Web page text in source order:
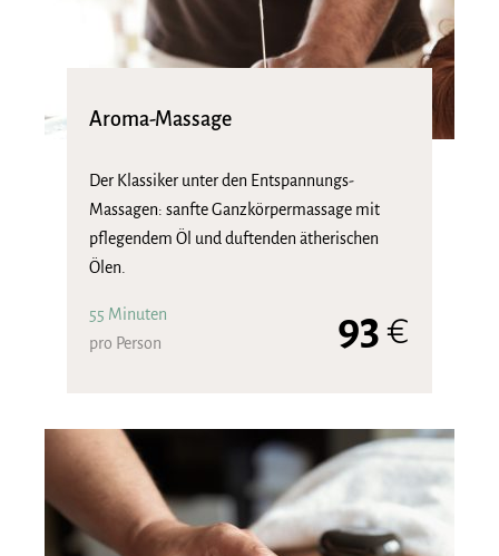
Aroma-Massage
Der Klassiker unter den Entspannungs-
Massagen: sanfte Ganzkörpermassage mit
pflegendem Öl und duftenden ätherischen
Ölen.
55 Minuten
pro Person
93€